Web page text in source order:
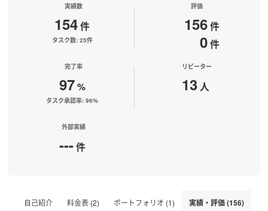
実績数
154件
タスク数: 25件
評価
156件
0件
完了率
97%
タスク承認率: 96%
リピーター
13 人
外部実績
---件
自己紹介 料金表 (2) ポートフォリオ (1) 実績・評価 (156)